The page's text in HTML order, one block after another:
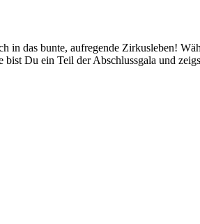
das bunte, aufregende Zirkusleben!
Du ein Teil der Abschlussgala und